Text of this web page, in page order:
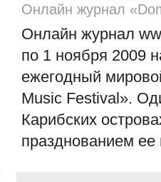
Онлайн журнал
Онлайн журнал
по 1 ноября 2009
ежегодный
Music Festival».
Карибских
празднованием ее